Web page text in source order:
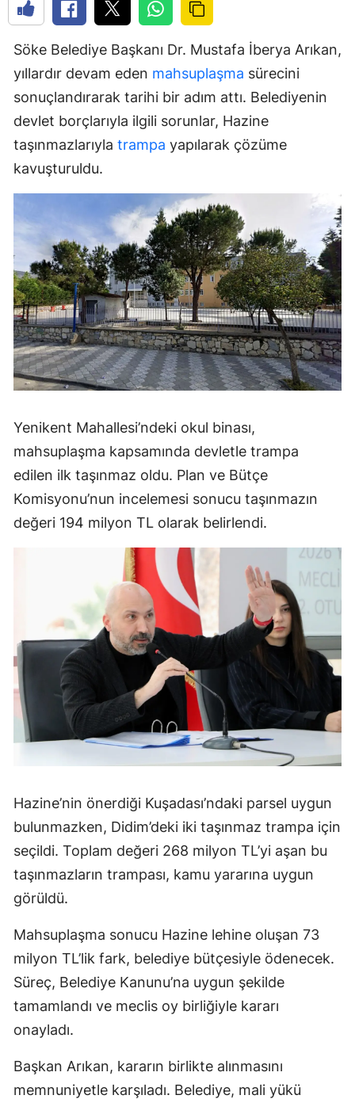
Söke Belediye Başkanı Dr. Mustafa İberya Arıkan,
yıllardır devam eden mahsuplaşma sürecini
sonuçlandırarak tarihi bir adım attı. Belediyenin
devlet borçlarıyla ilgili sorunlar, Hazine
taşınmazlarıyla trampa yapılarak çözüme
kavuşturuldu.
Yenikent Mahallesi’ndeki okul binası,
mahsuplaşma kapsamında devletle trampa
edilen ilk taşınmaz oldu. Plan ve Bütçe
Komisyonu’nun incelemesi sonucu taşınmazın
değeri 194 milyon TL olarak belirlendi.
Hazine’nin önerdiği Kuşadası’ndaki parsel uygun
bulunmazken, Didim’deki iki taşınmaz trampa için
seçildi. Toplam değeri 268 milyon TL’yi aşan bu
taşınmazların trampası, kamu yararına uygun
görüldü.
Mahsuplaşma sonucu Hazine lehine oluşan 73
milyon TL’lik fark, belediye bütçesiyle ödenecek.
Süreç, Belediye Kanunu’na uygun şekilde
tamamlandı ve meclis oy birliğiyle kararı
onayladı.
Başkan Arıkan, kararın birlikte alınmasını
memnuniyetle karşıladı. Belediye, mali yükü